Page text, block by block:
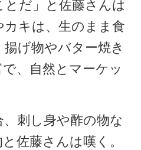
とだ」と佐藤さんは
キは、生のまま食
げ物やバター焼き
、自然とマーケッ
刺し身や酢の物な
佐藤さんは嘆く。